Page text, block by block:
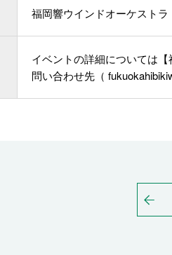
福岡響ウインドオーケストラ
イベントの詳細については
問い合わせ先（